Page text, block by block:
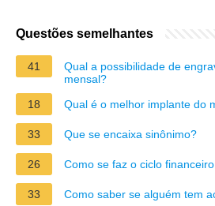
Questões semelhantes
41
Qual a possibilidade de
mensal?
18
Qual é o melhor implante do
33 Que se encaixa sinônimo?
26 Como se faz o ciclo
33 Como saber se alguém tem